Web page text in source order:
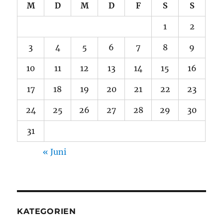
M D M D F S S
1 2
3 4 5 6 7 8 9
10 11 12 13 14 15 16
17 18 19 20 21 22 23
24 25 26 27 28 29 30
31
« Juni
KATEGORIEN